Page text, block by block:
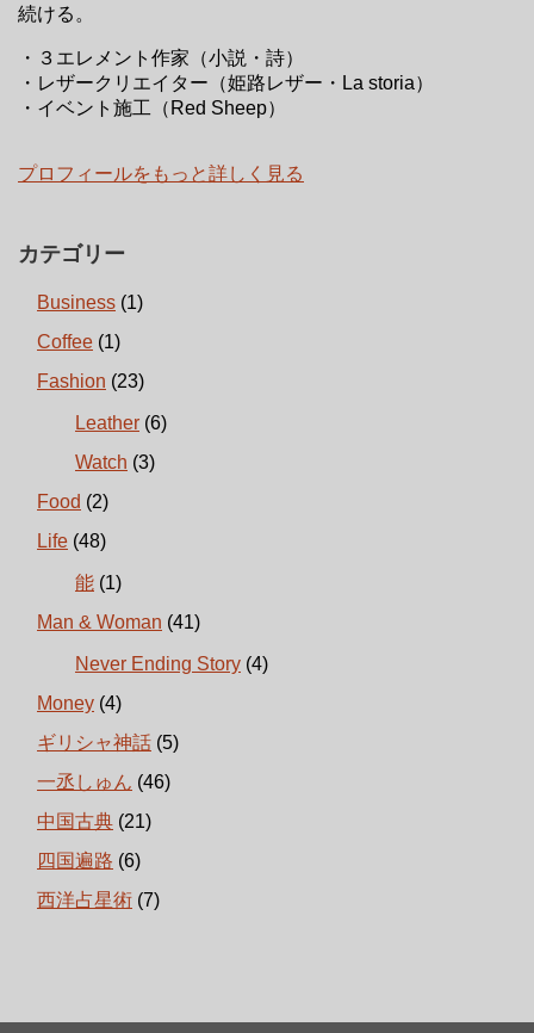
続ける。
・３エレメント作家（小説・詩）
・レザークリエイター（姫路レザー・La storia）
・イベント施工（Red Sheep）
プロフィールをもっと詳しく見る
カテゴリー
Business (1)
Coffee (1)
Fashion (23)
Leather (6)
Watch (3)
Food (2)
Life (48)
能 (1)
Man & Woman (41)
Never Ending Story (4)
Money (4)
ギリシャ神話 (5)
一丞しゅん (46)
中国古典 (21)
四国遍路 (6)
西洋占星術 (7)